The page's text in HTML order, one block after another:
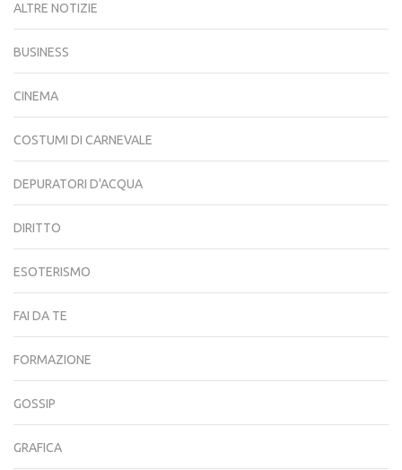
ALTRE NOTIZIE
BUSINESS
CINEMA
COSTUMI DI CARNEVALE
DEPURATORI D'ACQUA
DIRITTO
ESOTERISMO
FAI DA TE
FORMAZIONE
GOSSIP
GRAFICA